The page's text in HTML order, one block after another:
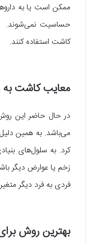
ممکن است یا به
حساسیت نمی‌شوند.
کاشت استفاده کنند.
معایب کاشت
می‌باشد. به همین
کرد. به سلول‌های
زخم یا عوارض دیگر
فردی به فرد دیگر
بهترین روش